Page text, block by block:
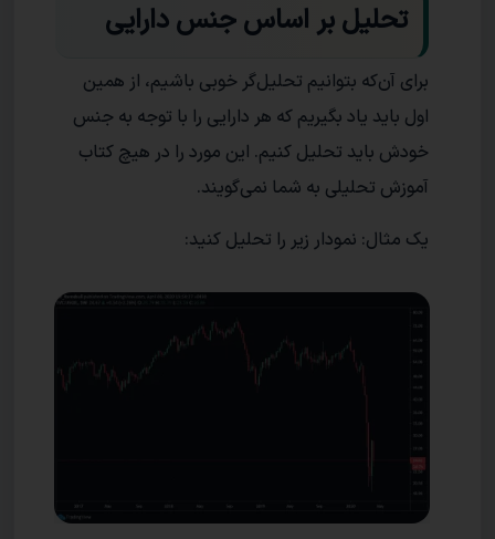
تحلیل بر اساس جنس دارایی
برای آن‌که بتوانیم تحلیل‌گر خوبی باشیم، از همین
اول باید یاد بگیریم که هر دارایی را با توجه به جنس
خودش باید تحلیل کنیم. این مورد را در هیچ کتاب
آموزش تحلیلی به شما نمی‌گویند.
یک مثال: نمودار زیر را تحلیل کنید: